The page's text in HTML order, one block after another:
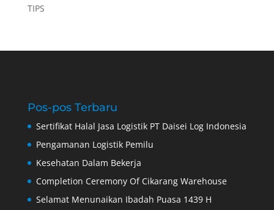
TIPS
Pos-pos Terbaru
Sertifikat Halal Jasa Logistik PT Daisei Log Indonesia
Pengamanan Logistik Pemilu
Kesehatan Dalam Bekerja
Completion Ceremony Of Cikarang Warehouse
Selamat Menunaikan Ibadah Puasa 1439 H